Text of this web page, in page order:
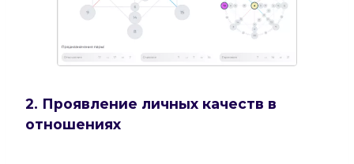
2. Проявление личных качеств в
отношениях